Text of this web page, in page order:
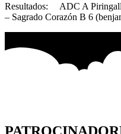
Resultados: ADC A
– Sagrado Corazón B 6